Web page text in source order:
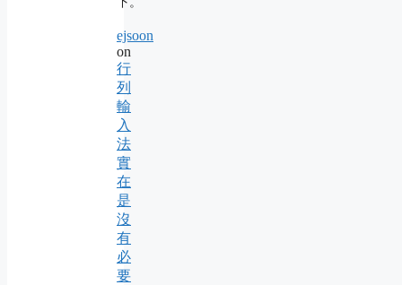
ejsoon
on
行
列
輸
入
法
實
在
是
沒
有
必
要